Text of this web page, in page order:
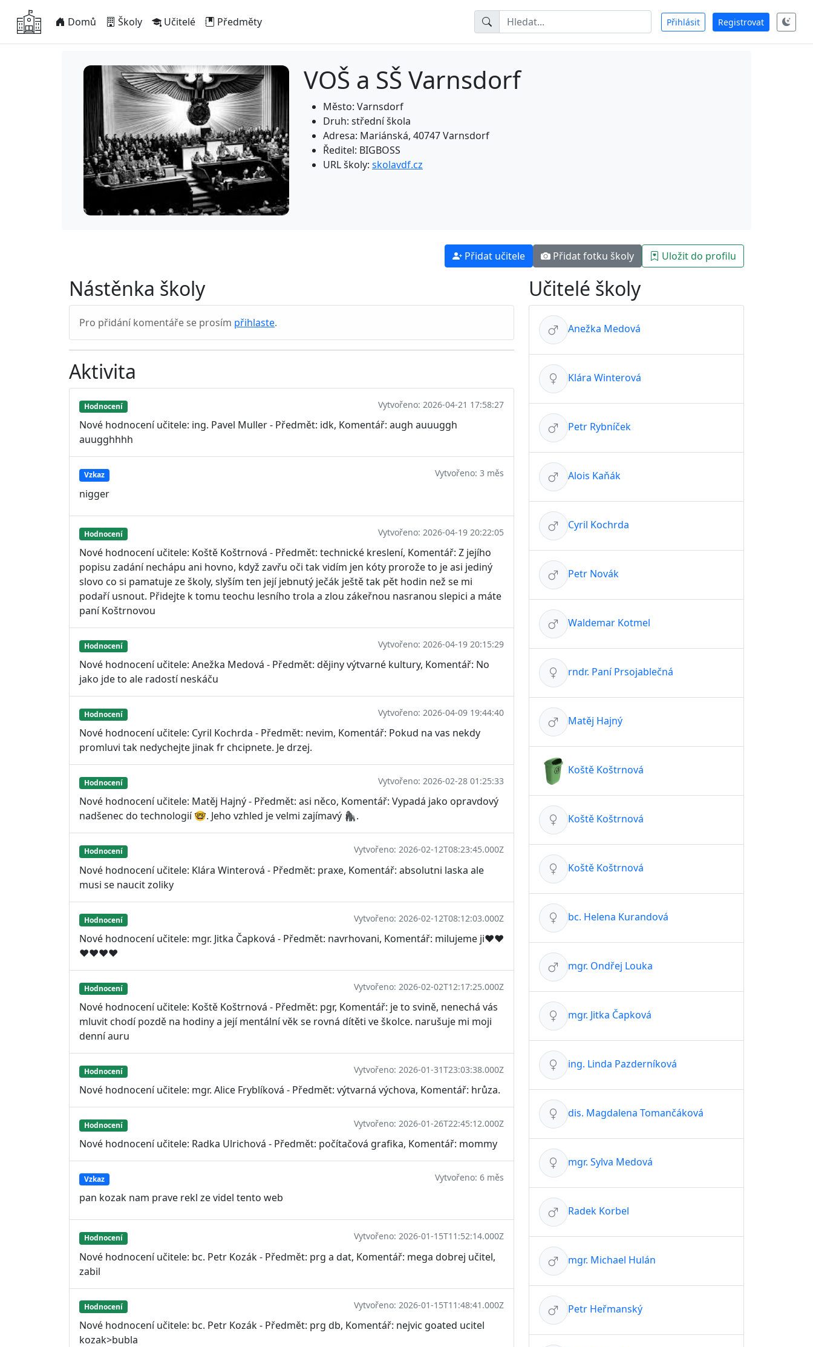
Domů Školy Učitelé Předměty Přihlásit Registrovat
VOŠ a SŠ Varnsdorf
Město: Varnsdorf
Druh: střední škola
Adresa: Mariánská, 40747 Varnsdorf
Ředitel: BIGBOSS
URL školy: skolavdf.cz
Přidat učitele Přidat fotku školy Uložit do profilu
Nástěnka školy
Pro přidání komentáře se prosím přihlaste.
Aktivita
Hodnocení Vytvořeno: 2026-04-21 17:58:27
Nové hodnocení učitele: ing. Pavel Muller - Předmět: idk, Komentář: augh auuuggh
auugghhhh
Vzkaz Vytvořeno: 3 měs
nigger
Hodnocení Vytvořeno: 2026-04-19 20:22:05
Nové hodnocení učitele: Koště Koštrnová - Předmět: technické kreslení, Komentář: Z jejího
popisu zadání nechápu ani hovno, když zavřu oči tak vidím jen kóty prorože to je asi jediný
slovo co si pamatuje ze školy, slyším ten její jebnutý ječák ještě tak pět hodin než se mi
podaří usnout. Přidejte k tomu teochu lesního trola a zlou zákeřnou nasranou slepici a máte
paní Koštrnovou
Hodnocení Vytvořeno: 2026-04-19 20:15:29
Nové hodnocení učitele: Anežka Medová - Předmět: dějiny výtvarné kultury, Komentář: No
jako jde to ale radostí neskáču
Hodnocení Vytvořeno: 2026-04-09 19:44:40
Nové hodnocení učitele: Cyril Kochrda - Předmět: nevim, Komentář: Pokud na vas nekdy
promluvi tak nedychejte jinak fr chcipnete. Je drzej.
Hodnocení Vytvořeno: 2026-02-28 01:25:33
Nové hodnocení učitele: Matěj Hajný - Předmět: asi něco, Komentář: Vypadá jako opravdový
nadšenec do technologií 🤓. Jeho vzhled je velmi zajímavý 🦍.
Hodnocení Vytvořeno: 2026-02-12T08:23:45.000Z
Nové hodnocení učitele: Klára Winterová - Předmět: praxe, Komentář: absolutni laska ale
musi se naucit zoliky
Hodnocení Vytvořeno: 2026-02-12T08:12:03.000Z
Nové hodnocení učitele: mgr. Jitka Čapková - Předmět: navrhovani, Komentář: milujeme ji❤❤
❤❤❤❤
Hodnocení Vytvořeno: 2026-02-02T12:17:25.000Z
Nové hodnocení učitele: Koště Koštrnová - Předmět: pgr, Komentář: je to svině, nenechá vás
mluvit chodí pozdě na hodiny a její mentální věk se rovná dítěti ve školce. narušuje mi moji
denní auru
Hodnocení Vytvořeno: 2026-01-31T23:03:38.000Z
Nové hodnocení učitele: mgr. Alice Fryblíková - Předmět: výtvarná výchova, Komentář: hrůza.
Hodnocení Vytvořeno: 2026-01-26T22:45:12.000Z
Nové hodnocení učitele: Radka Ulrichová - Předmět: počítačová grafika, Komentář: mommy
Vzkaz Vytvořeno: 6 měs
pan kozak nam prave rekl ze videl tento web
Hodnocení Vytvořeno: 2026-01-15T11:52:14.000Z
Nové hodnocení učitele: bc. Petr Kozák - Předmět: prg a dat, Komentář: mega dobrej učitel,
zabil
Hodnocení Vytvořeno: 2026-01-15T11:48:41.000Z
Nové hodnocení učitele: bc. Petr Kozák - Předmět: prg db, Komentář: nejvic goated ucitel
kozak>bubla
Učitelé školy
Anežka Medová
Klára Winterová
Petr Rybníček
Alois Kaňák
Cyril Kochrda
Petr Novák
Waldemar Kotmel
rndr. Paní Prsojablečná
Matěj Hajný
Koště Koštrnová
Koště Koštrnová
Koště Koštrnová
bc. Helena Kurandová
mgr. Ondřej Louka
mgr. Jitka Čapková
ing. Linda Pazderníková
dis. Magdalena Tomančáková
mgr. Sylva Medová
Radek Korbel
mgr. Michael Hulán
Petr Heřmanský